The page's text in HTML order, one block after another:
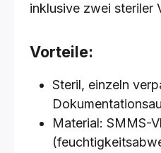
inklusive zwei steriler
Vorteile:
Steril, einzeln
Material: SMMS-